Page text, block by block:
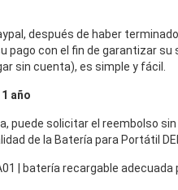
después de haber
pago con el fin de garantizar
sin cuenta), es simple y fácil.
año
puede solicitar el reembolso
de la Batería para Portátil
| batería recargable